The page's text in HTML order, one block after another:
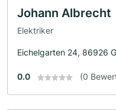
Johann Albrecht
Elektriker
Eichelgarten 24, 86926
0.0 (0